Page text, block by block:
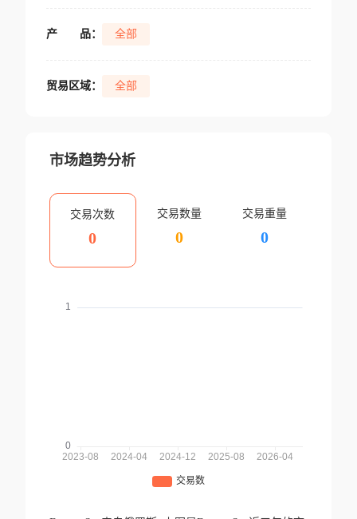
产 品： 全部
贸易区域： 全部
市场趋势分析
交易次数
0
交易数量
0
交易重量
0